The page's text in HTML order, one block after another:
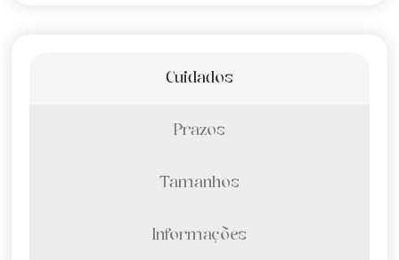
Cuidados
Prazos
Tamanhos
Informações